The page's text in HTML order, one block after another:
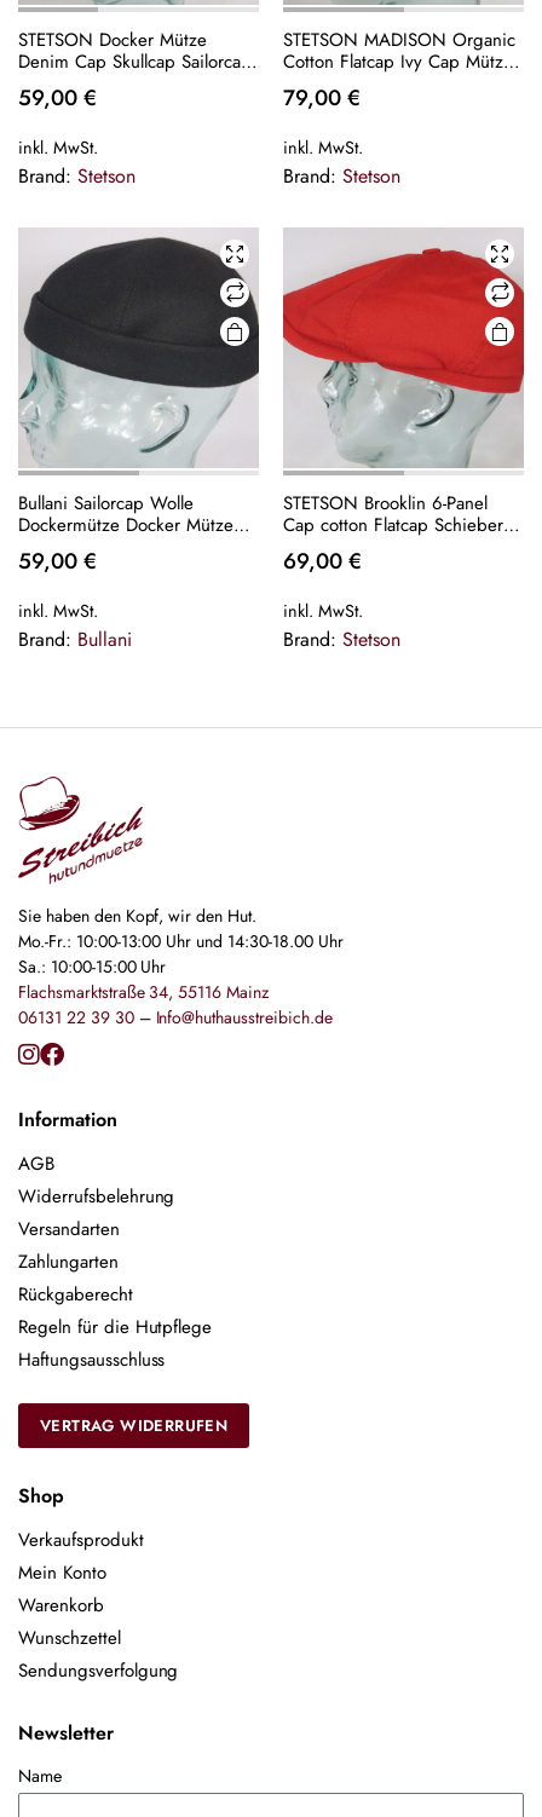
STETSON Docker Mütze
Denim Cap Skullcap Sailorcap
Rollrand Jeans Neu
59,00€
inkl. MwSt.
Brand: Stetson
STETSON MADISON Organic
Cotton Flatcap Ivy Cap Mütze
Baumwolle beige NEU
79,00€
inkl. MwSt.
Brand: Stetson
Bullani Sailorcap Wolle
Dockermütze Docker Mütze
Cap schwarz Skullcap Sailor
Neu
59,00€
inkl. MwSt.
Brand: Bullani
STETSON Brooklin 6-Panel
Cap cotton Flatcap Schieber
Mütze rot NEU
69,00€
inkl. MwSt.
Brand: Stetson
Sie haben den Kopf, wir den Hut.
Mo.-Fr.: 10:00-13:00 Uhr und 14:30-18.00 Uhr
Sa.: 10:00-15:00 Uhr
Flachsmarktstraße 34, 55116 Mainz
06131 22 39 30– Info@huthausstreibich.de
Information
AGB
Widerrufsbelehrung
Versandarten
Zahlungarten
Rückgaberecht
Regeln für die Hutpflege
Haftungsausschluss
VERTRAG WIDERRUFEN
Shop
Verkaufsprodukt
Mein Konto
Warenkorb
Wunschzettel
Sendungsverfolgung
Newsletter
Name